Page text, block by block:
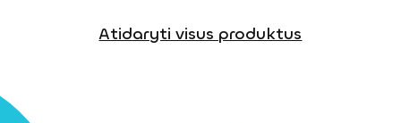
Atidaryti visus produktus